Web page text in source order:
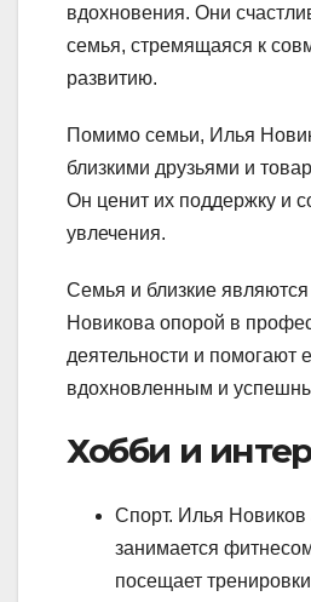
вдохновения. Они
семья, стремящаяся к
развитию.
Помимо семьи, Илья
близкими друзьями и
Он ценит их поддержку и
увлечения.
Семья и близкие
Новикова опорой в
деятельности и помогают
вдохновленным и
Хобби и
Спорт. Илья Новиков
занимается
посещает